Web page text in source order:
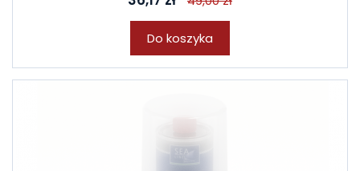
Do koszyka